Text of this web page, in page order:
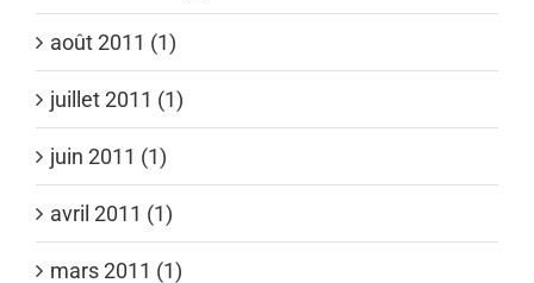
août 2011 (1)
juillet 2011 (1)
juin 2011 (1)
avril 2011 (1)
mars 2011 (1)